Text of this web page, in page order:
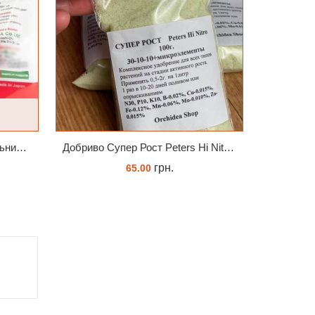
Стимулятор HB-101 Натуральний віталайзер 6 мл Добриво Супер Рост Peters Hi Nitro 30-10-10 + мікроелементи
65.00грн.